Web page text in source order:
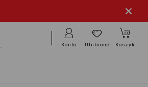
Konto Ulubione Koszyk